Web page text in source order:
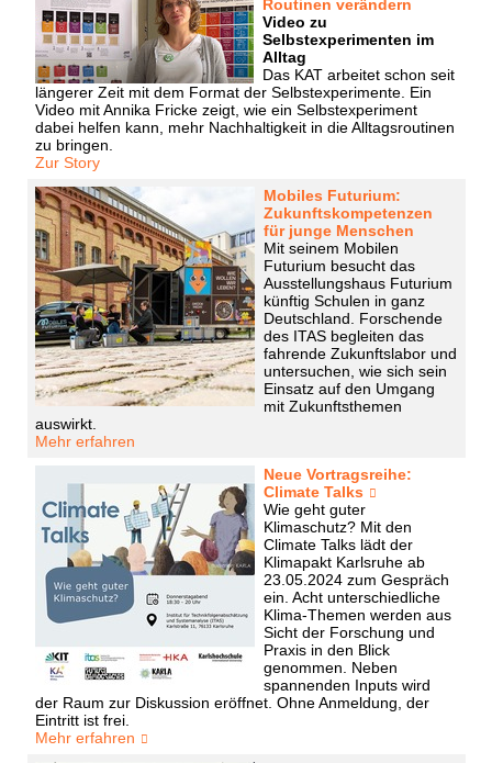
Routinen verändern
Video zu
Selbstexperimenten im
Alltag
Das KAT arbeitet schon seit
längerer Zeit mit dem Format der Selbstexperimente. Ein
Video mit Annika Fricke zeigt, wie ein Selbstexperiment
dabei helfen kann, mehr Nachhaltigkeit in die Alltagsroutinen
zu bringen.
Zur Story
Mobiles Futurium:
Zukunftskompetenzen
für junge Menschen
Mit seinem Mobilen
Futurium besucht das
Ausstellungshaus Futurium
künftig Schulen in ganz
Deutschland. Forschende
des ITAS begleiten das
fahrende Zukunftslabor und
untersuchen, wie sich sein
Einsatz auf den Umgang
mit Zukunftsthemen
auswirkt.
Mehr erfahren
Neue Vortragsreihe:
Climate Talks
Wie geht guter
Klimaschutz? Mit den
Climate Talks lädt der
Klimapakt Karlsruhe ab
23.05.2024 zum Gespräch
ein. Acht unterschiedliche
Klima-Themen werden aus
Sicht der Forschung und
Praxis in den Blick
genommen. Neben
spannenden Inputs wird
der Raum zur Diskussion eröffnet. Ohne Anmeldung, der
Eintritt ist frei.
Mehr erfahren